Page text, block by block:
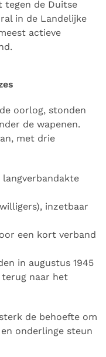
tegen de Duitse
in de Landelijke
actieve
oorlog, stonden
de wapenen.
met drie
inzetbaar
een kort verband
in augustus 1945
terug naar het
de behoefte om
onderlinge steun